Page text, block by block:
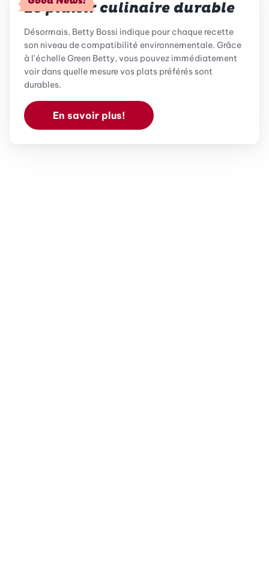
Le plaisir culinaire durable
Désormais, Betty Bossi indique pour chaque recette
son niveau de compatibilité environnementale. Grâce
à l'échelle Green Betty, vous pouvez immédiatement
voir dans quelle mesure vos plats préférés sont
durables.
En savoir plus!